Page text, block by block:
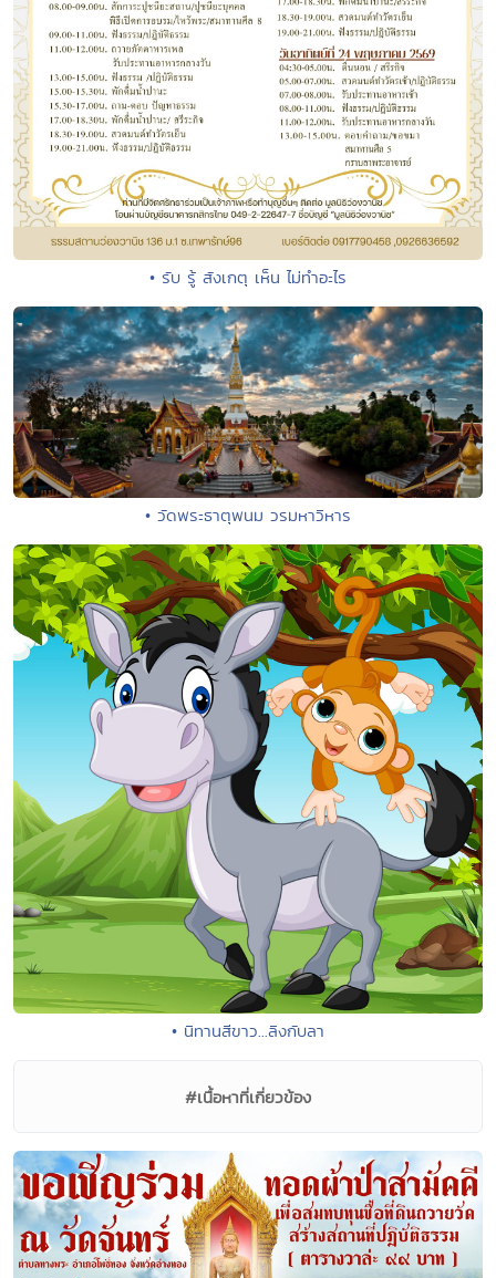
• รับ รู้ สังเกตุ เห็น ไม่ทำอะไร
• วัดพระธาตุพนม วรมหาวิหาร
• นิทานสีขาว...ลิงกับลา
#เนื้อหาที่เกี่ยวข้อง